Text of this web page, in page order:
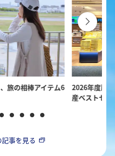
旅の相棒アイテム6
2026年度版
産ベストセレ
事を見る